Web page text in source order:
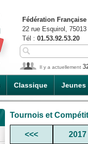
Classique Jeunes
Fédération
22 rue Esquirol,
Tél : 01.53.92.53.20
Il y a actuellement
Tournois et
<<< 2017